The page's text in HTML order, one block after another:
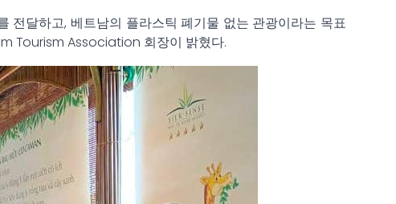
전달하고, 베트남의 플라스틱 폐기물 없는 관광이라는 목표
Tourism Association 회장이 밝혔다.